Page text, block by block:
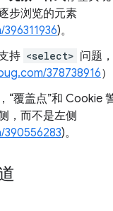
步浏览的元素
)。
持 <select> 问题
378738916）
“覆盖点”和 Cookie
，而不是左侧
)。